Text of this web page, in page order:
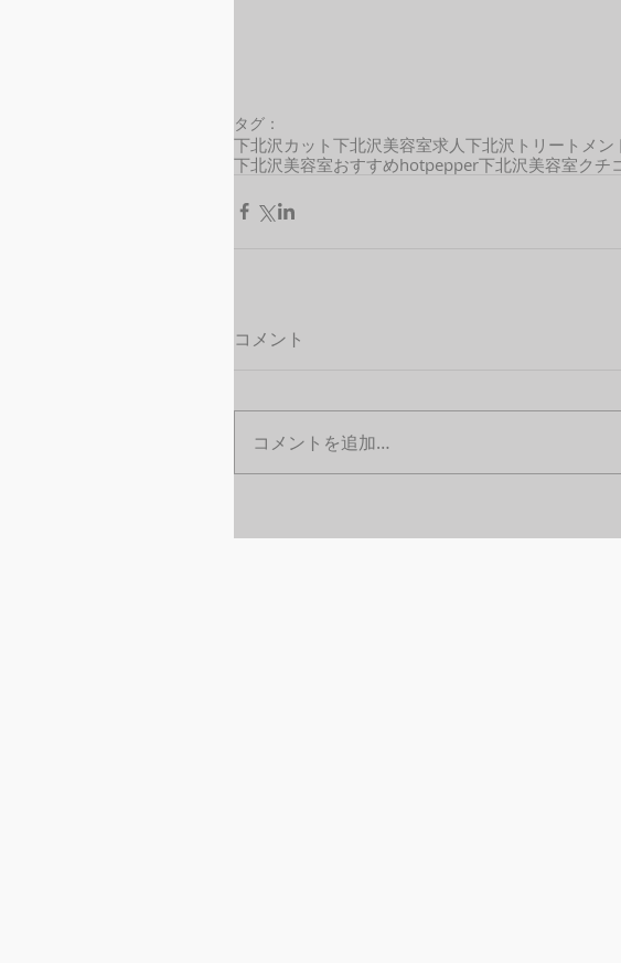
タグ：
下北沢カット 下北沢美容室求人 下北沢トリートメン
下北沢美容室おすすめhotpepper下北沢美容室クチ
コメント
コメントを追加…